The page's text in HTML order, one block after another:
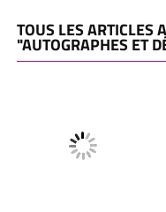
TOUS LES ARTICLES
"AUTOGRAPHES ET